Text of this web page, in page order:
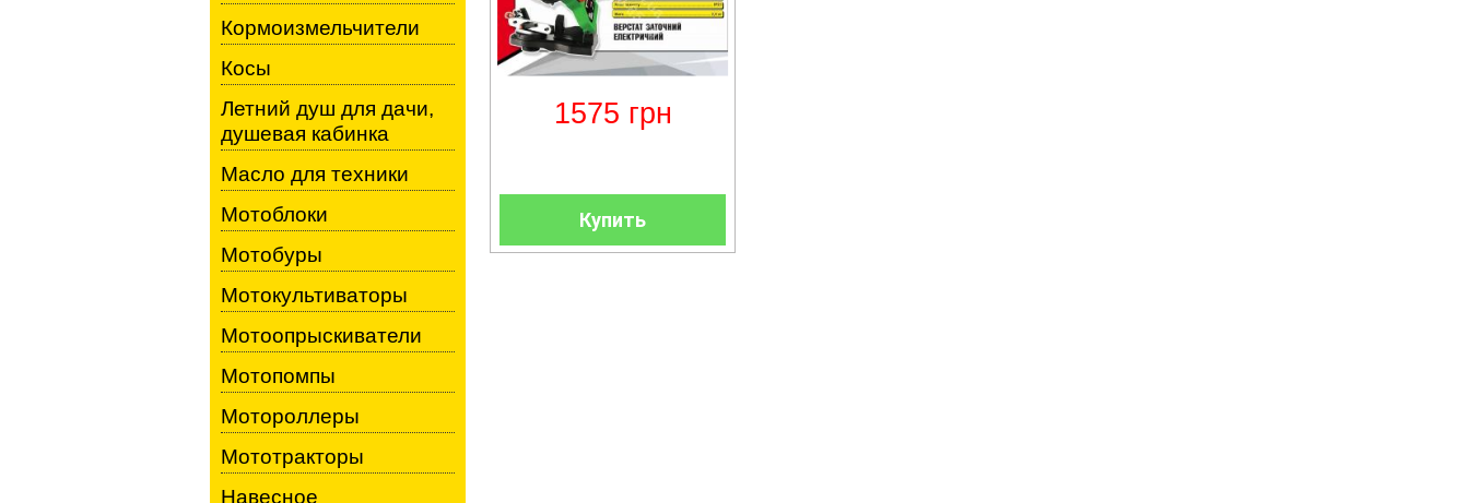
1575 грн
Купить
Кормоизмельчители
Косы
Летний душ для дачи,
душевая кабинка
Масло для техники
Мотоблоки
Мотобуры
Мотокультиваторы
Мотоопрыскиватели
Мотопомпы
Мотороллеры
Мототракторы
Навесное